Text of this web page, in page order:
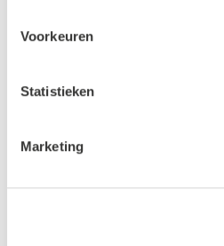
Voorkeuren
Statistieken
Marketing